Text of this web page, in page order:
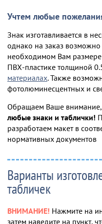
Учтем любые
Знак изготавливается в
однако на заказ
необходимом Вам
ПВХ-пластике толщиной
материалах. Также
фотолюминесцентных и
Обращаем Ваше внимание,
любые знаки и таблички!
разработаем макет в
нормативных документов
Варианты
табличек
ВНИМАНИЕ! Нажмите на
затем наведите на пункт,